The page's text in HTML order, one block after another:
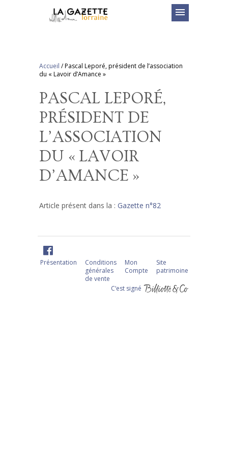
menu
Accueil /Pascal Leporé, président de l’association
du « Lavoir d’Amance »
PASCAL LEPORÉ,
PRÉSIDENT DE
L’ASSOCIATION
DU « LAVOIR
D’AMANCE »
Article présent dans la : Gazette n°82
Présentation
Conditions
générales
de vente
Mon
Compte
Site
patrimoine
C‘est signé